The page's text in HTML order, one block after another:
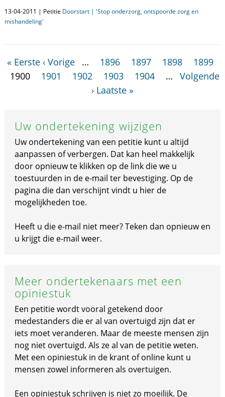
13-04-2011 | Petitie Doorstart | 'Stop onderzorg, ontspoorde zorg en
mishandeling'
« Eerste ‹ Vorige … 1896 1897 1898
1899
1900
1901 1902 1903 1904 …
Volgende
› Laatste »
Uw ondertekening wijzigen
Uw ondertekening van een petitie kunt u altijd
aanpassen of verbergen. Dat kan heel makkelijk
door opnieuw te klikken op de link die we u
toestuurden in de e-mail ter bevestiging. Op de
pagina die dan verschijnt vindt u hier de
mogelijkheden toe.
Heeft u die e-mail niet meer? Teken dan opnieuw en
u krijgt die e-mail weer.
Meer ondertekenaars met een
opiniestuk
Een petitie wordt vooral getekend door
medestanders die er al van overtuigd zijn dat er
iets moet veranderen. Maar de meeste mensen zijn
nog niet overtuigd. Als ze al van de petitie weten.
Met een opiniestuk in de krant of online kunt u
mensen zowel informeren als overtuigen.
Een opiniestuk schrijven is niet zo moeilijk. De